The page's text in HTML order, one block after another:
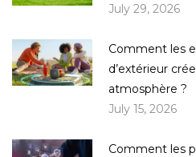
July 29, 2026
Comment les
d’extérieur
atmosphère ?
July 15, 2026
Comment les